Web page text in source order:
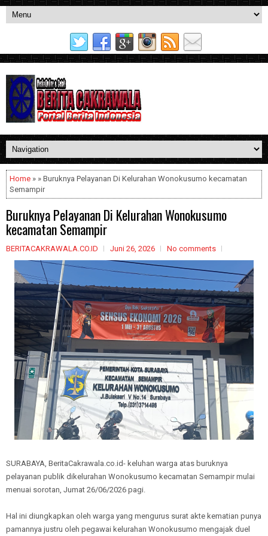
Home » » Buruknya Pelayanan Di Kelurahan Wonokusumo kecamatan
Semampir
Buruknya Pelayanan Di Kelurahan Wonokusumo
kecamatan Semampir
BERITACAKRAWALA.CO.ID Juni 26, 2026 No comments
SURABAYA, BeritaCakrawala.co.id- keluhan warga atas buruknya
pelayanan publik dikelurahan Wonokusumo kecamatan Semampir mulai
menuai sorotan, Jumat 26/06/2026 pagi.
Hal ini diungkapkan oleh warga yang mengurus surat akte kematian punya
pamannya justru oleh pegawai kelurahan Wonokusumo mengajak duel